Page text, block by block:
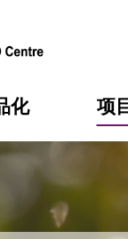
化
务之创新技术
项